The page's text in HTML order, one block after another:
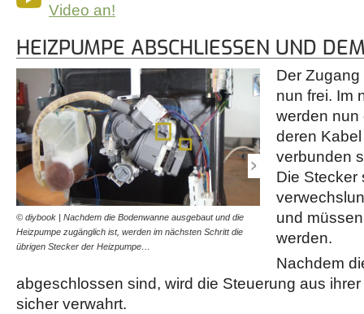
Video an!
HEIZPUMPE ABSCHLIESSEN UND
© diybook | Nachdem die Bodenwanne ausgebaut und die
Heizpumpe zugänglich ist, werden im nächsten Schritt die
übrigen Stecker der Heizpumpe…
© diybook | Zuerst wird
durch Lösen des
Stecker mit den grauen…
Der
nun frei. Im
werden nun
deren
verbunden
Die Stecker
und
werden.
Nachdem
abgeschlossen sind, wird die Steuerung aus
sicher verwahrt.